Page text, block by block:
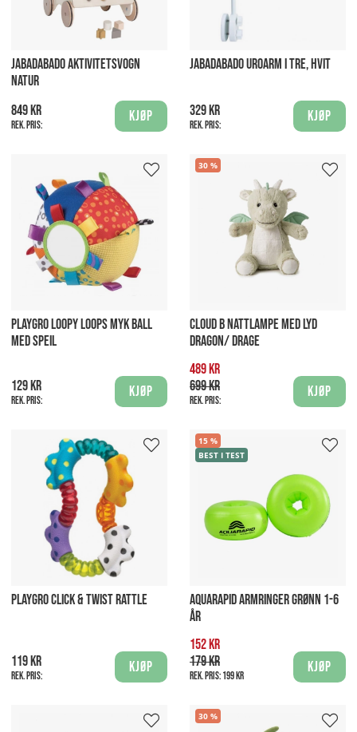
JABADABADO AKTIVITETSVOGN
NATUR
849 kr
Rek. pris:
Kjøp
JABADABADO UROARM I TRE, HVIT
329 kr
Rek. pris:
Kjøp
PLAYGRO LOOPY LOOPS MYK BALL
MED SPEIL
129 kr
Rek. pris:
Kjøp
30
CLOUD B NATTLAMPE MED LYD
DRAGON/ DRAGE
489 kr
699 kr
Rek. pris:
Kjøp
PLAYGRO CLICK & TWIST RATTLE
119 kr
Rek. pris:
Kjøp
15
BEST I TEST
AQUARAPID ARMRINGER GRØNN 1-6
ÅR
152 kr
179 kr
Rek. pris:199 kr
Kjøp
30